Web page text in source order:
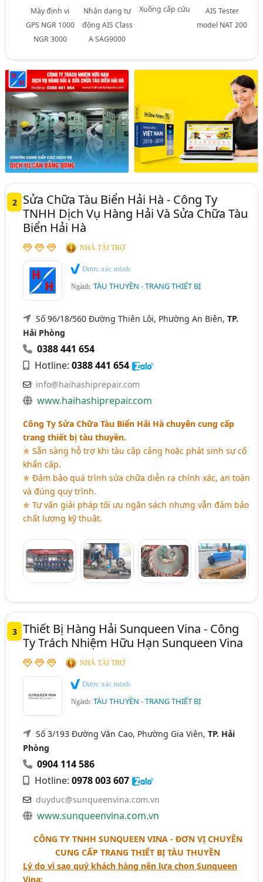
Máy định vị
GPS NGR 1000
NGR 3000
Nhận dạng tự
động AIS Class
A SAG9000
Xuồng cấp cứu
AIS Tester
model NAT 200
2
Sửa Chữa Tàu Biển Hải Hà - Công Ty
TNHH Dịch Vụ Hàng Hải Và Sửa Chữa Tàu
Biển Hải Hà
NHÀ TÀI TRỢ
Được xác minh
Ngành:TÀU THUYỀN - TRANG THIẾT BỊ
Số 96/18/560 Đường Thiên Lôi, Phường An Biên,TP.
Hải Phòng
0388 441 654
Hotline:0388 441 654
info@haihashiprepair.com
www.haihashiprepair.com
Công Ty Sửa Chữa Tàu Biển Hải Hà chuyên cung cấp
trang thiết bị tàu thuyền.
✯ Sẵn sàng hỗ trợ khi tàu cập cảng hoặc phát sinh sự cố
khẩn cấp.
✯ Đảm bảo quá trình sửa chữa diễn ra chính xác, an toàn
và đúng quy trình.
✯ Tư vấn giải pháp tối ưu ngân sách nhưng vẫn đảm bảo
chất lượng kỹ thuật.
3 Thiết Bị Hàng Hải Sunqueen Vina - Công
Ty Trách Nhiệm Hữu Hạn Sunqueen Vina
NHÀ TÀI TRỢ
Được xác minh
Ngành:TÀU THUYỀN - TRANG THIẾT BỊ
Số 3/193 Đường Văn Cao, Phường Gia Viên,TP. Hải
Phòng
0904 114 586
Hotline:0978 003 607
duyduc@sunqueenvina.com.vn
www.sunqueenvina.com.vn
CÔNG TY TNHH SUNQUEEN VINA - ĐƠN VỊ CHUYÊN
CUNG CẤP TRANG THIẾT BỊ TÀU THUYỀN
Lý do vì sao quý khách hàng nên lựa chọn Sunqueen
Vina: